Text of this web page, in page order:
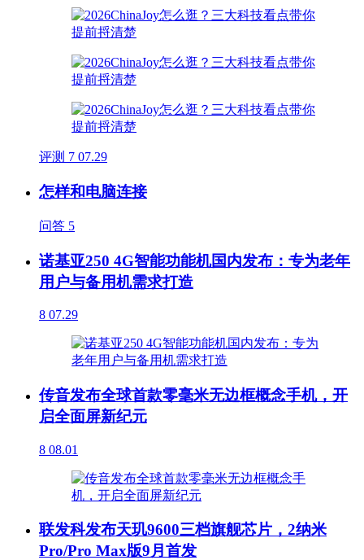
评测 7 07.29
怎样和电脑连接
问答 5
诺基亚250 4G智能功能机国内发布：专为老年
用户与备用机需求打造
8 07.29
传音发布全球首款零毫米无边框概念手机，开
启全面屏新纪元
8 08.01
联发科发布天玑9600三档旗舰芯片，2纳米
Pro/Pro Max版9月首发